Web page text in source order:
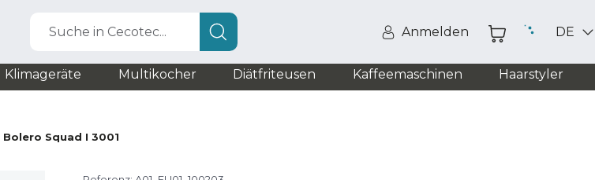
Suche in Cecotec... Anmelden DE
Klimageräte Multikocher Diätfriteusen Kaffeemaschinen Haarstyler
Bolero Squad I 3001